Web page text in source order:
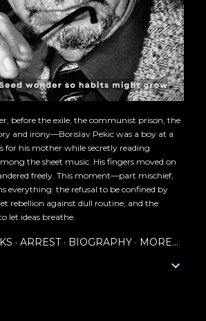
before the exile, the communist prison, the
and irony—Borislav Pekic was a boy at a
for his mother while secretly reading
the sheet music. His fingers moved on
freely. This moment—part mischief,
everything: the refusal to be confined by
rebellion against dull routine, and the
let ideas breathe.
ARREST BIOGRAPHY MORE…